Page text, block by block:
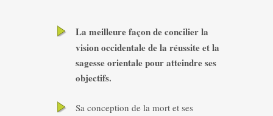
La meilleure façon de concilier la
vision occidentale de la réussite et la
sagesse orientale pour atteindre ses
objectifs,
Sa conception de la mort et ses